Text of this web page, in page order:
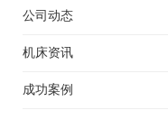
公司动态
机床资讯
成功案例